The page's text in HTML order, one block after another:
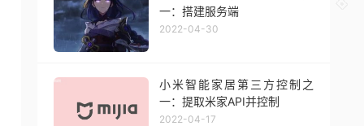
一：搭建服务端
2022-04-30
小米智能家居第三方控制之
一：提取米家API并控制
2022-04-17